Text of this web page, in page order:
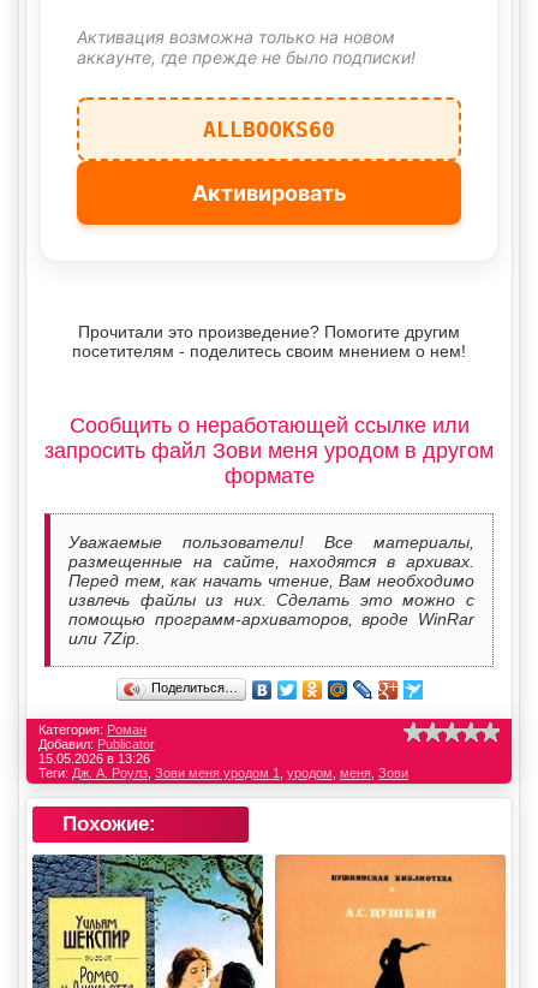
Активация возможна только на новом
аккаунте, где прежде не было подписки!
ALLBOOKS60
Активировать
Прочитали это произведение? Помогите другим
посетителям - поделитесь своим мнением о нем!
Сообщить о неработающей ссылке или
запросить файл Зови меня уродом в другом
формате
Уважаемые пользователи! Все материалы,
размещенные на сайте, находятся в архивах.
Перед тем, как начать чтение, Вам необходимо
извлечь файлы из них. Сделать это можно с
помощью программ-архиваторов, вроде WinRar
или 7Zip.
Поделиться…
Категория: Роман
Добавил: Publicator
15.05.2026 в 13:26
Теги: Дж. А. Роулз Зови меня уродом 1 уродом меня Зови
Похожие: